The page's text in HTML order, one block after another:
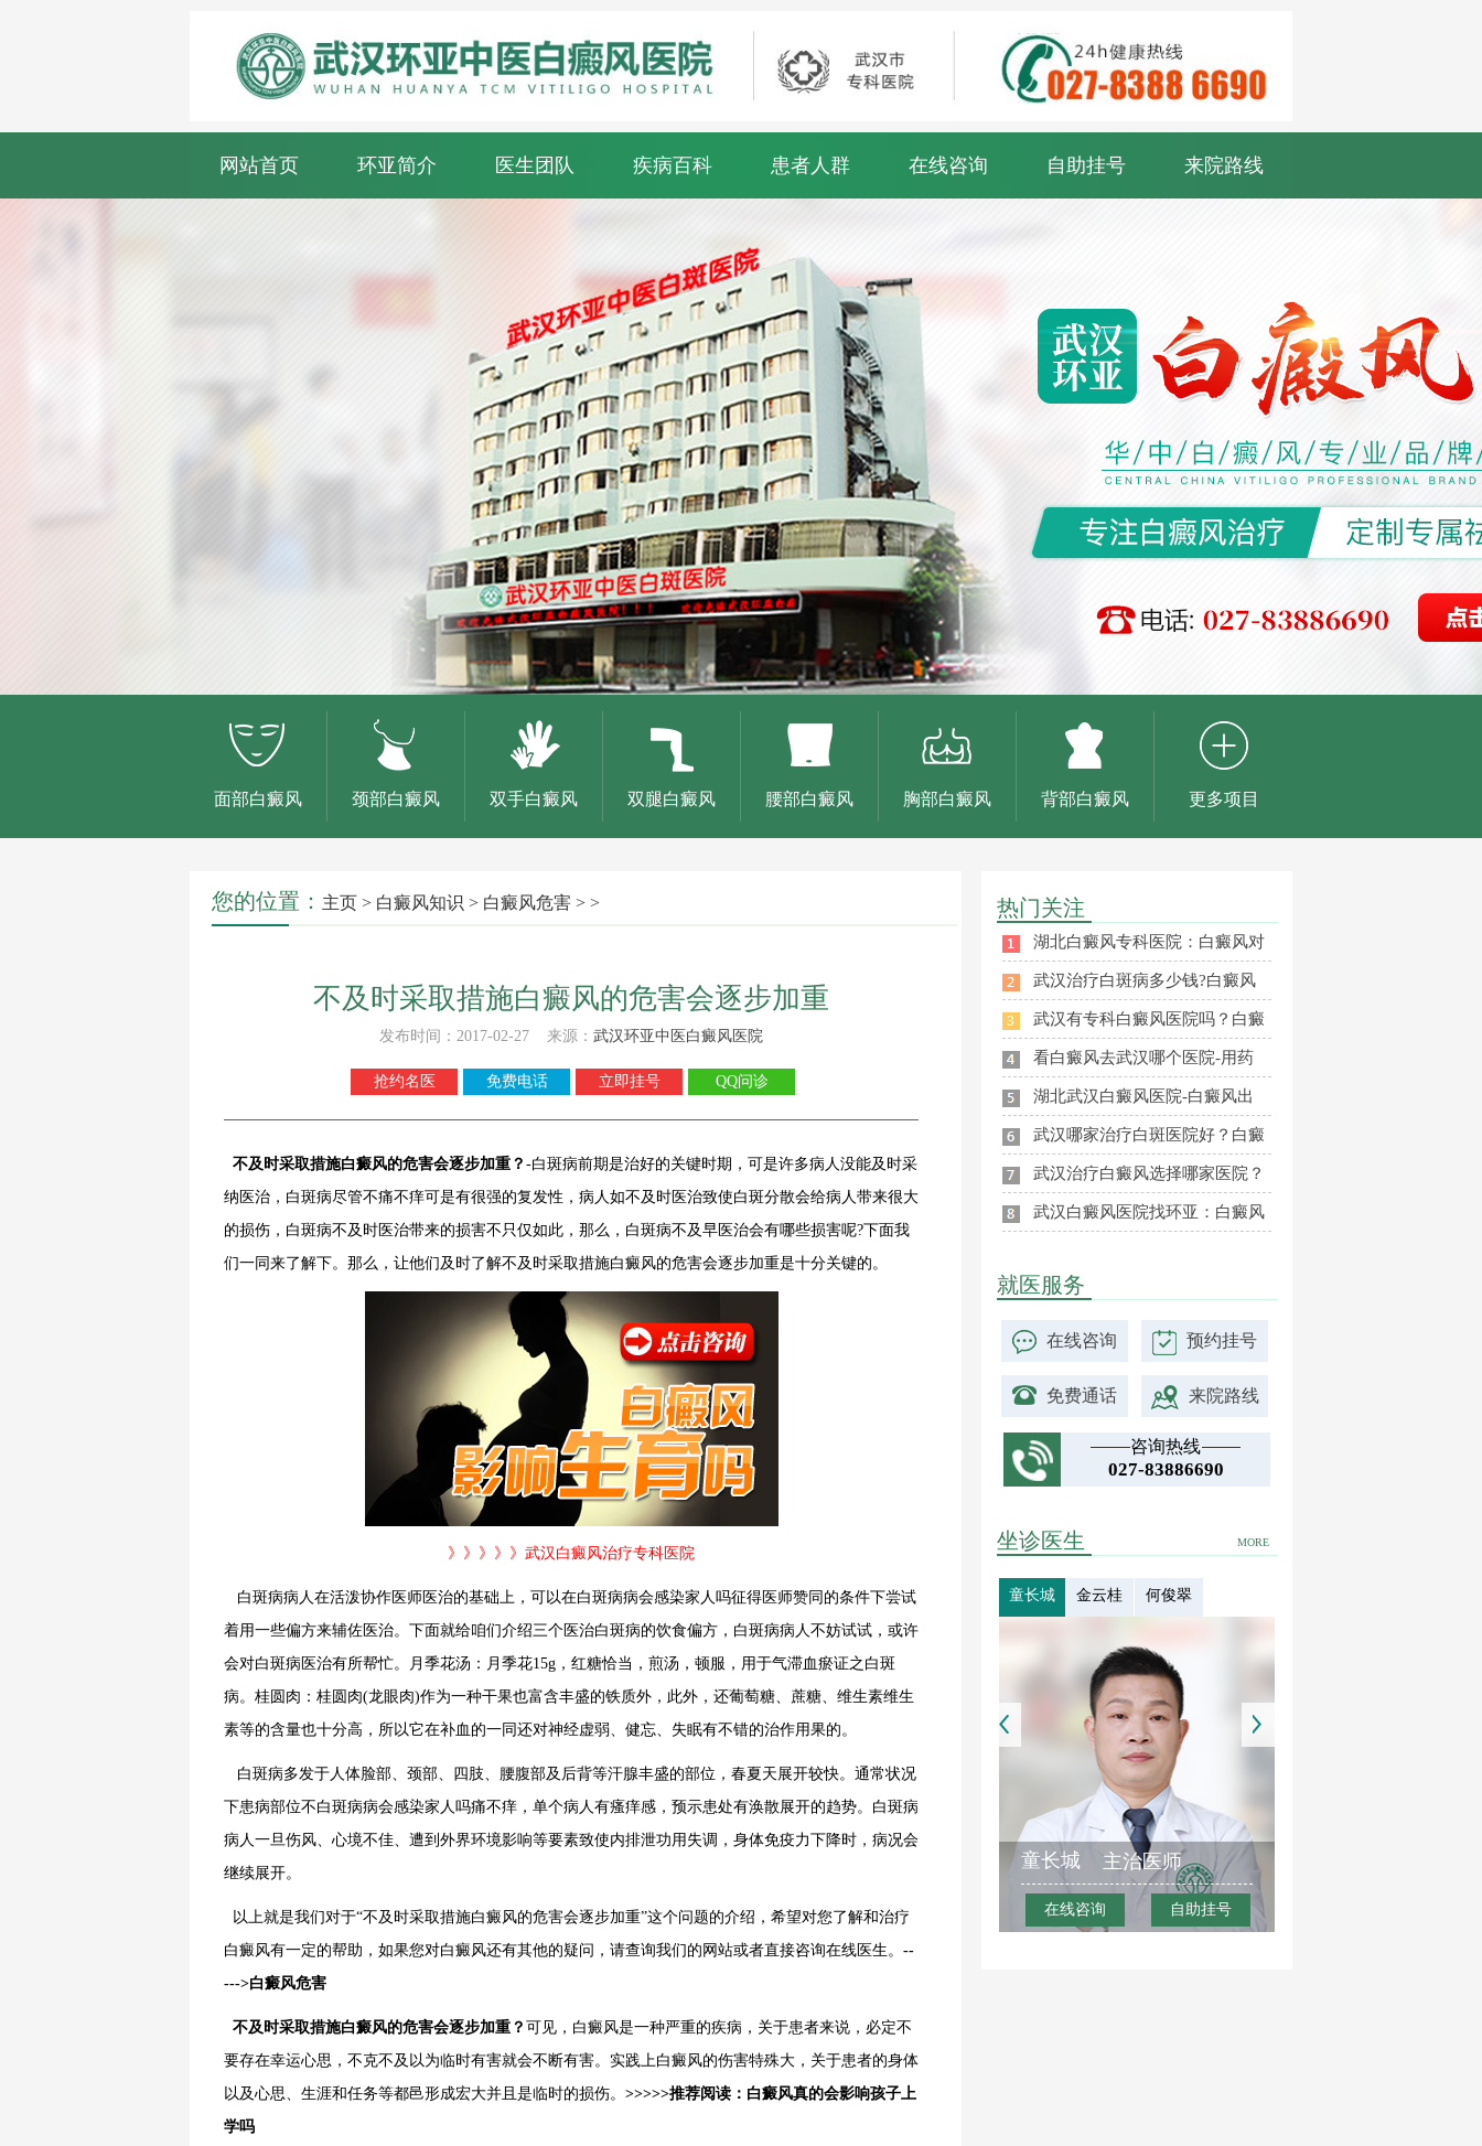
网站首页 环亚简介 医生团队 疾病百科 患者人群 在线咨询 自助挂号 来院路线
面部白癜风 颈部白癜风 双手白癜风 双腿白癜风 腰部白癜风 胸部白癜风 背部白癜风 更多项目
您的位置： 主页 > 白癜风知识 > 白癜风危害 > >
不及时采取措施白癜风的危害会逐步加重
发布时间：2017-02-27 来源： 武汉环亚中医白癜风医院
抢约名医 免费电话 立即挂号 QQ问诊
不及时采取措施白癜风的危害会逐步加重？ -白斑病前期是治好的关键时期，可是许多病人没能及时采
纳医治，白斑病尽管不痛不痒可是有很强的复发性，病人如不及时医治致使白斑分散会给病人带来很大
的损伤，白斑病不及时医治带来的损害不只仅如此，那么，白斑病不及早医治会有哪些损害呢?下面我
们一同来了解下。那么，让他们及时了解不及时采取措施白癜风的危害会逐步加重是十分关键的。
》》》》》武汉白癜风治疗专科医院
白斑病病人在活泼协作医师医治的基础上，可以在白斑病病会感染家人吗征得医师赞同的条件下尝试
着用一些偏方来辅佐医治。下面就给咱们介绍三个医治白斑病的饮食偏方，白斑病病人不妨试试，或许
会对白斑病医治有所帮忙。月季花汤：月季花15g，红糖恰当，煎汤，顿服，用于气滞血瘀证之白斑
病。桂圆肉：桂圆肉(龙眼肉)作为一种干果也富含丰盛的铁质外，此外，还葡萄糖、蔗糖、维生素维生
素等的含量也十分高，所以它在补血的一同还对神经虚弱、健忘、失眠有不错的治作用果的。
白斑病多发于人体脸部、颈部、四肢、腰腹部及后背等汗腺丰盛的部位，春夏天展开较快。通常状况
下患病部位不白斑病病会感染家人吗痛不痒，单个病人有瘙痒感，预示患处有涣散展开的趋势。白斑病
病人一旦伤风、心境不佳、遭到外界环境影响等要素致使内排泄功用失调，身体免疫力下降时，病况会
继续展开。
以上就是我们对于“不及时采取措施白癜风的危害会逐步加重”这个问题的介绍，希望对您了解和治疗
白癜风有一定的帮助，如果您对白癜风还有其他的疑问，请查询我们的网站或者直接咨询在线医生。 --
--->白癜风危害
不及时采取措施白癜风的危害会逐步加重？ 可见，白癜风是一种严重的疾病，关于患者来说，必定不
要存在幸运心思，不克不及以为临时有害就会不断有害。实践上白癜风的伤害特殊大，关于患者的身体
以及心思、生涯和任务等都邑形成宏大并且是临时的损伤。 >>>>>推荐阅读：白癜风真的会影响孩子上
学吗
热门关注
湖北白癜风专科医院：白癜风对
武汉治疗白斑病多少钱?白癜风
武汉有专科白癜风医院吗？白癜
看白癜风去武汉哪个医院-用药
湖北武汉白癜风医院-白癜风出
武汉哪家治疗白斑医院好？白癜
武汉治疗白癜风选择哪家医院？
武汉白癜风医院找环亚：白癜风
就医服务
在线咨询 预约挂号
免费通话 来院路线
咨询热线
027-83886690
MORE
坐诊医生
童长城 金云桂 何俊翠
童长城 主治医师
在线咨询 自助挂号